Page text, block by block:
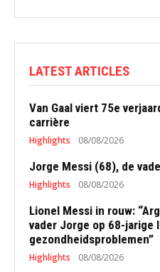
LATEST ARTICLES
Van Gaal viert 75e
carrière
Highlights 08/08/2026
Jorge Messi (68), de
Highlights 08/08/2026
Lionel Messi in rouw:
vader Jorge op 68-jarige
gezondheidsproblemen”
Highlights 08/08/2026